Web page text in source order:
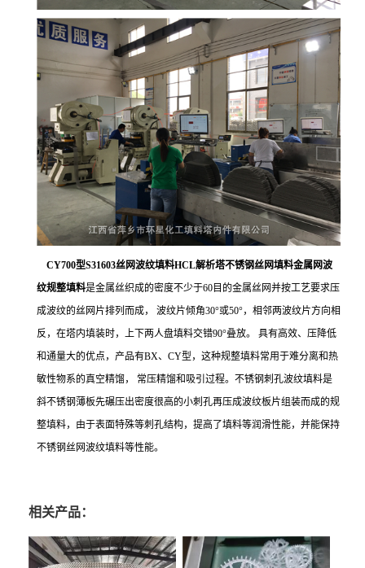
CY700型S31603丝网波纹填料HCL解析塔不锈钢丝网填料金属网波
纹规整填料是金属丝织成的密度不少于60目的金属丝网并按工艺要求压
成波纹的丝网片排列而成， 波纹片倾角30°或50°，相邻两波纹片方向相
反，在塔内填装时，上下两人盘填料交错90°叠放。 具有高效、压降低
和通量大的优点，产品有BX、CY型，这种规整填料常用于难分离和热
敏性物系的真空精馏， 常压精馏和吸引过程。不锈钢刺孔波纹填料是
斜不锈钢薄板先碾压出密度很高的小刺孔再压成波纹板片组装而成的规
整填料，由于表面特殊等刺孔结构，提高了填料等润滑性能，并能保持
不锈钢丝网波纹填料等性能。
相关产品：